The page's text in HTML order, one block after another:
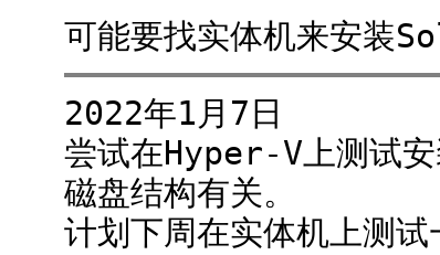
可能要找实体机来安装
2022年1月7日
尝试在Hyper-V上测试安
磁盘结构有关。
计划下周在实体机上测试